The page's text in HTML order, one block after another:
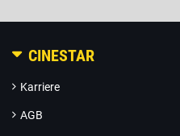
CINESTAR
Karriere
AGB